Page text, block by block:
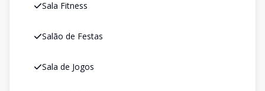
Sala Fitness
Salão de Festas
Sala de Jogos